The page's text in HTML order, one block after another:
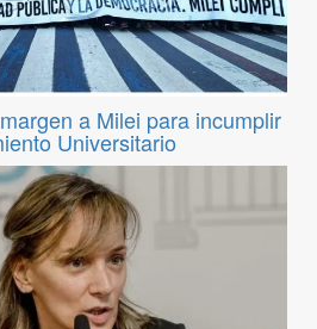
a Milei para incumplir
Universitario